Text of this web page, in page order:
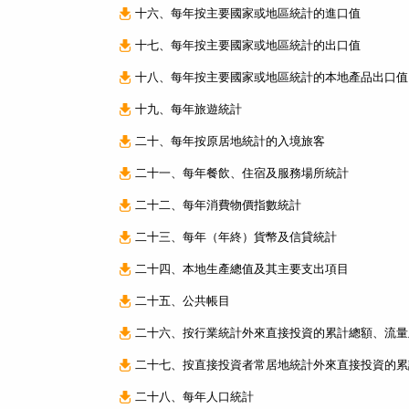
十六、每年按主要國家或地區統計的進口值
十七、每年按主要國家或地區統計的出口值
十八、每年按主要國家或地區統計的本地產品出口值
十九、每年旅遊統計
二十、每年按原居地統計的入境旅客
二十一、每年餐飲、住宿及服務場所統計
二十二、每年消費物價指數統計
二十三、每年（年終）貨幣及信貸統計
二十四、本地生產總值及其主要支出項目
二十五、公共帳目
二十六、按行業統計外來直接投資的累計總額、流
二十七、按直接投資者常居地統計外來直接投資的
二十八、每年人口統計